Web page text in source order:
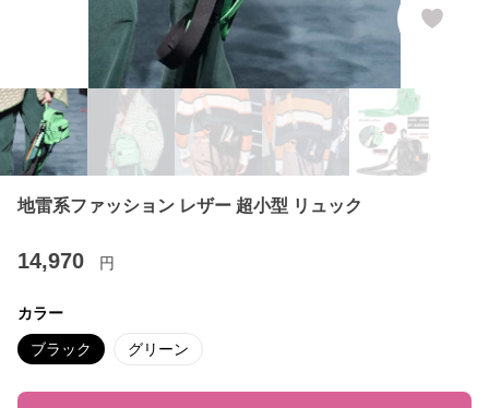
地雷系ファッション レザー 超小型 リュック
14,970 円
カラー
ブラック グリーン